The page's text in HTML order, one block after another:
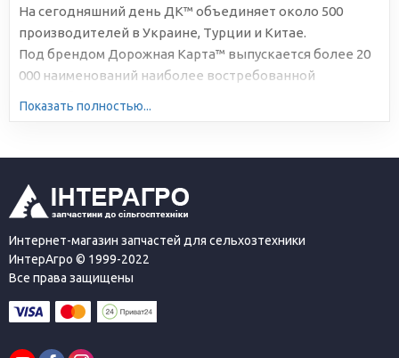
На сегодняшний день ДК™ объединяет около 500
производителей в Украине, Турции и Китае.
Под брендом Дорожная Карта™ выпускается более 20
000 наименований наиболее востребованной
цены доступными для всех участников рынка.
Показать полностью...
Интернет-магазин запчастей для сельхозтехники
ИнтерАгро © 1999-2022
Все права защищены